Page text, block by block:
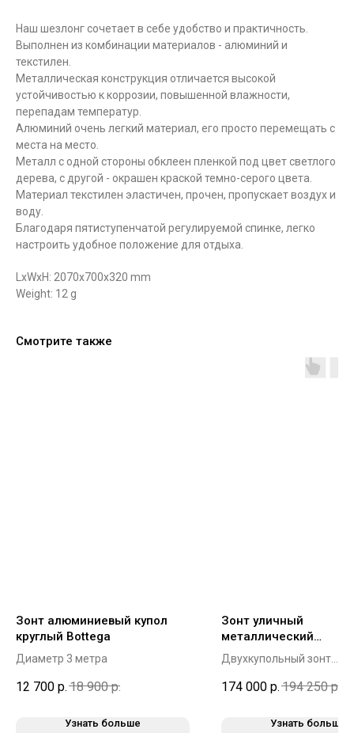
Наш шезлонг сочетает в себе удобство и практичность.
Выполнен из комбинации материалов - алюминий и
текстилен.
Металлическая конструкция отличается высокой
устойчивостью к коррозии, повышенной влажности,
перепадам температур.
Алюминий очень легкий материал, его просто перемещать с
места на место.
Металл с одной стороны обклеен пленкой под цвет светлого
дерева, с другой - окрашен краской темно-серого цвета.
Материал текстилен эластичен, прочен, пропускает воздух и
воду.
Благодаря пятиступенчатой регулируемой спинке, легко
настроить удобное положение для отдыха.
LxWxH: 2070x700x320 mm
Weight: 12 g
Смотрите также
Зонт алюминиевый купол
круглый Bottega
Диаметр 3 метра
12 700 р. 18 900 р.
Узнать больше
Зонт уличный
металлический
двухкупольный Hardy
Двухкупольный зонт
руб
174 000 р. 194 250 р.
Узнать больше